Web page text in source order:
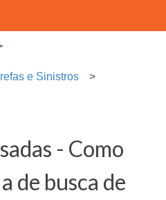
e Sinistros
- Como
de busca de